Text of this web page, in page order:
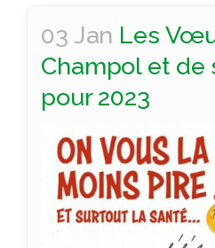
03 Jan Les
Champol et de
pour 2023